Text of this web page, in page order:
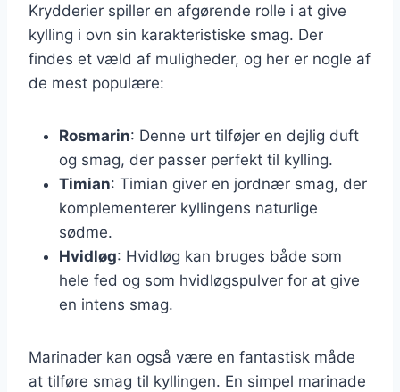
Krydderier spiller en afgørende rolle i at give
kylling i ovn sin karakteristiske smag. Der
findes et væld af muligheder, og her er nogle af
de mest populære:
Rosmarin: Denne urt tilføjer en dejlig duft
og smag, der passer perfekt til kylling.
Timian: Timian giver en jordnær smag, der
komplementerer kyllingens naturlige
sødme.
Hvidløg: Hvidløg kan bruges både som
hele fed og som hvidløgspulver for at give
en intens smag.
Marinader kan også være en fantastisk måde
at tilføre smag til kyllingen. En simpel marinade